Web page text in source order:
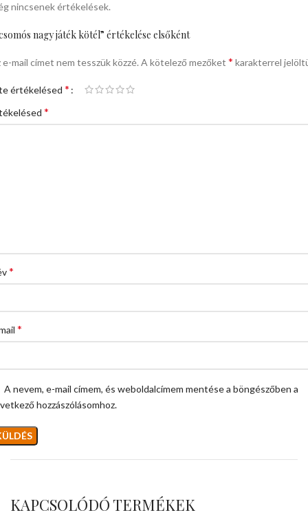
nincsenek értékelések.
nagy játék kötél” értékelése elsőként
e-mail címet nem tesszük közzé. A kötelező mezőket * karakterrel
értékelésed *
*
*
*
A nevem, e-mail címem, és weboldalcímem mentése a böngészőben a
hozzászólásomhoz.
KAPCSOLÓDÓ TERMÉKEK